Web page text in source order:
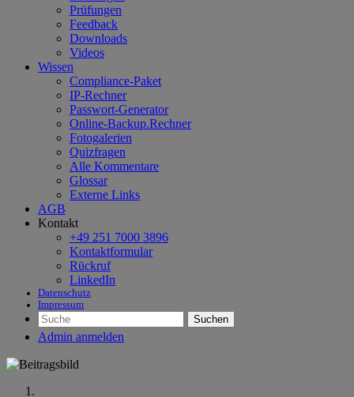
Prüfungen
Feedback
Downloads
Videos
Wissen
Compliance-Paket
IP-Rechner
Passwort-Generator
Online-Backup.Rechner
Fotogalerien
Quizfragen
Alle Kommentare
Glossar
Externe Links
AGB
Kontakt
+49 251 7000 3896
Kontaktformular
Rückruf
LinkedIn
Datenschutz
Impressum
Suchen
Admin anmelden